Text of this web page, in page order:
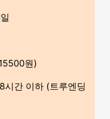
원)
시간 이하 (트루엔딩